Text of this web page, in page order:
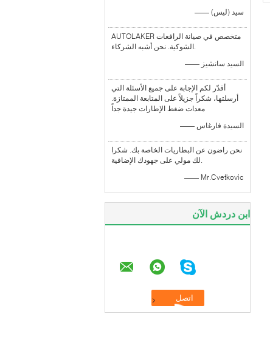
—— سيد (ليس)
AUTOLAKER متخصص في صيانة الرافعات
الشوكية. نحن أشبه الشركاء.
—— السيد سانشيز
أقدّر لكم الإجابة على جميع الأسئلة التي
أرسلتها، شكراً جزيلاً على المتابعة الممتازة.
معدات ضغط الإطارات جيدة جداً
—— السيدة فارغاس
نحن راضون عن البطاريات الخاصة بك. شكرا
لك مولي على جهودك الإضافية.
—— Mr.Cvetkovic
ابن دردش الآن